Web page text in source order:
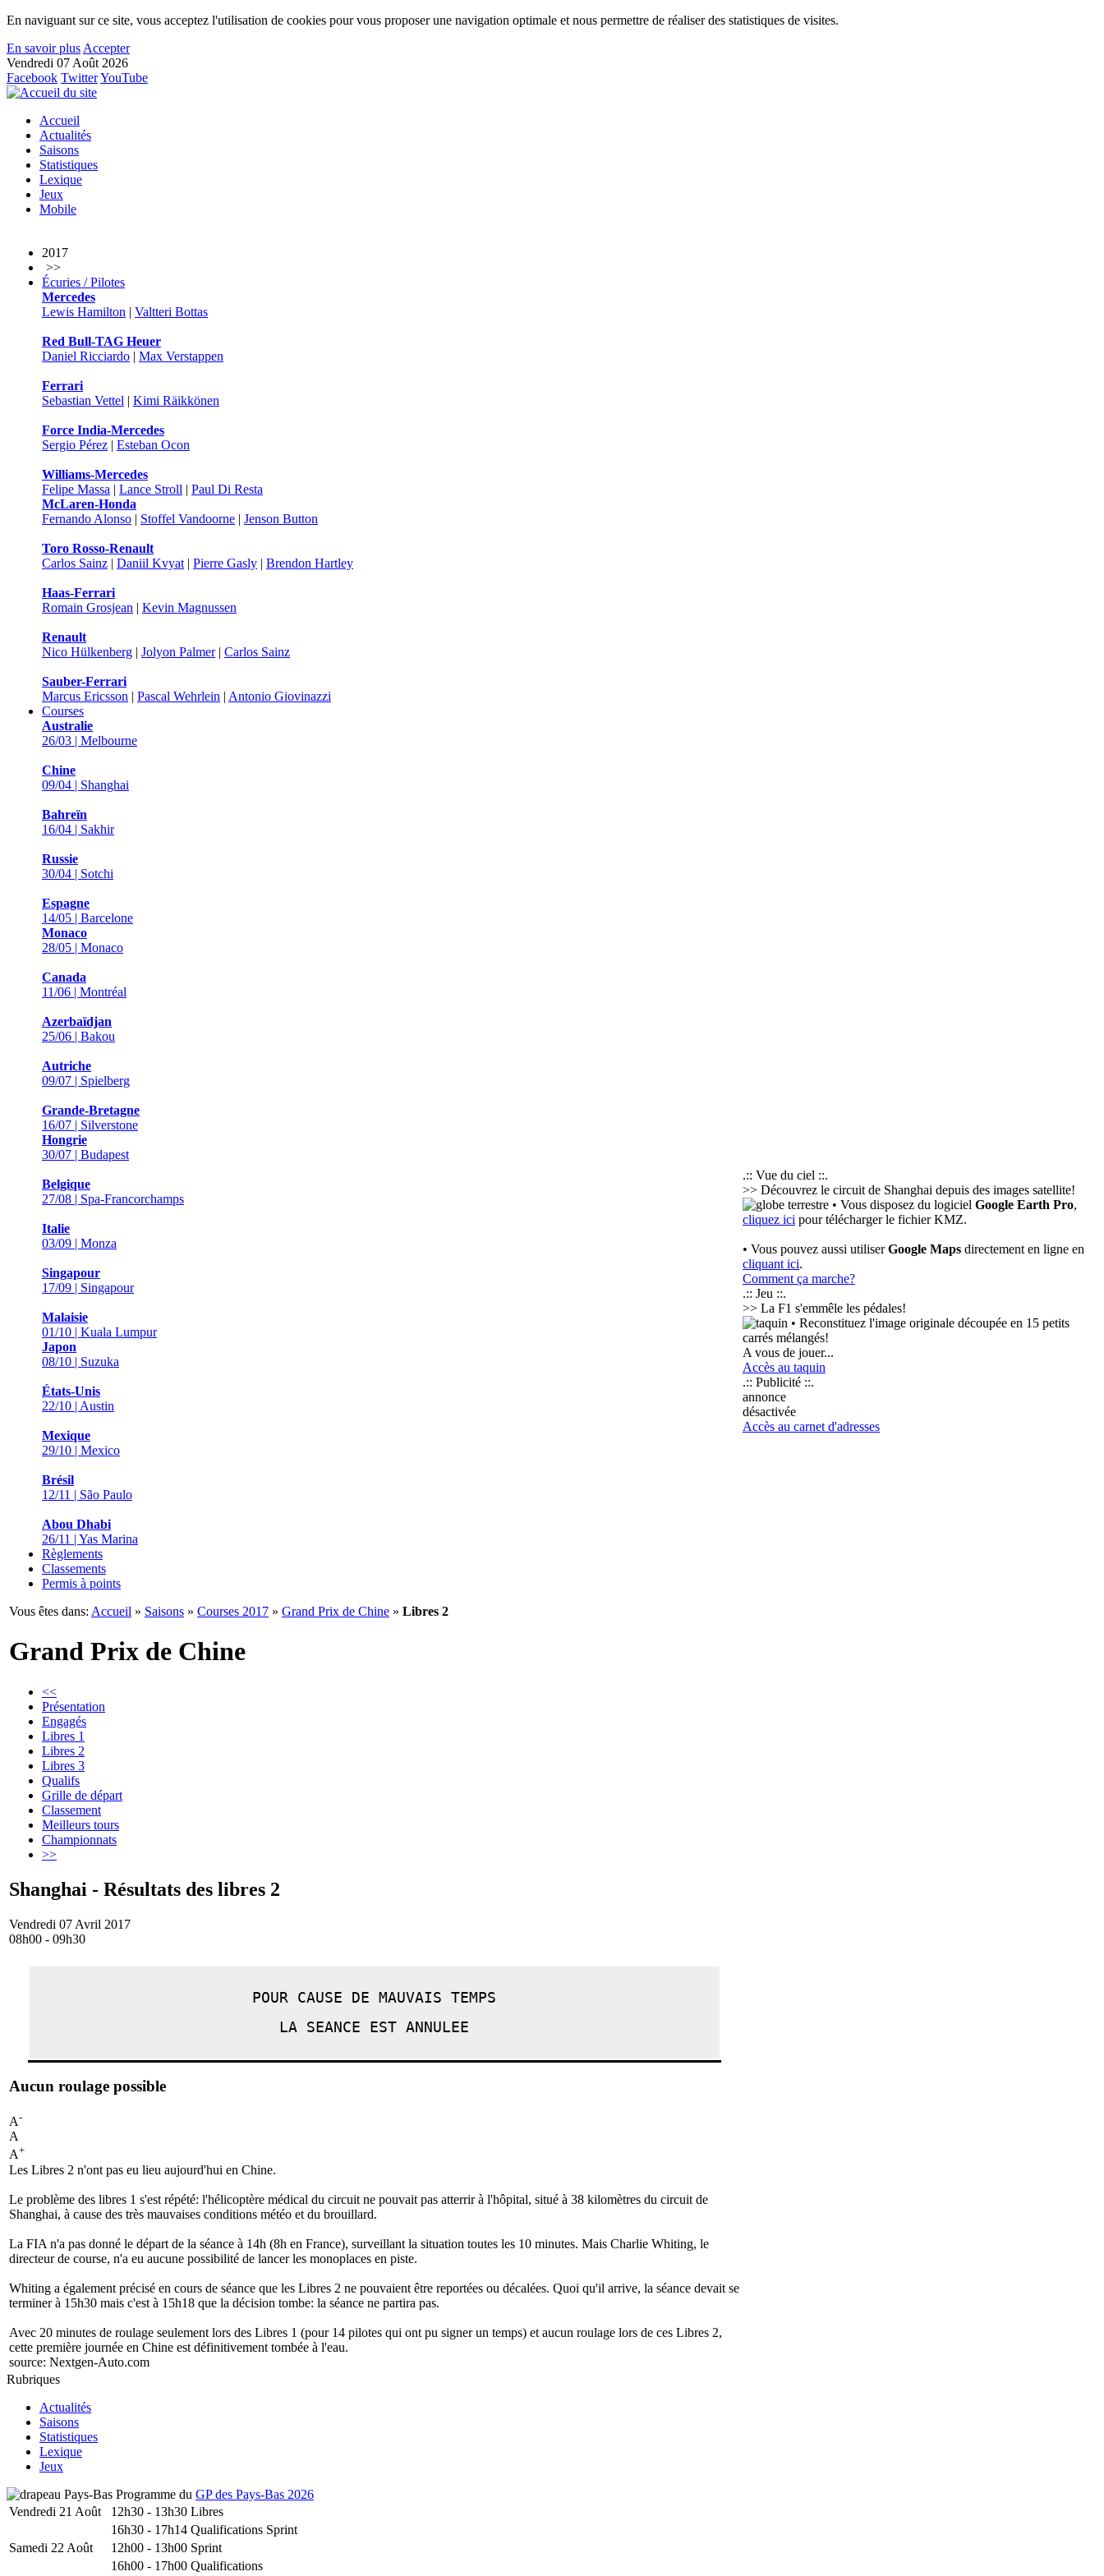
En naviguant sur ce site, vous acceptez l'utilisation de cookies pour vous proposer une navigation optimale et nous permettre de réaliser des statistiques de visites.
En savoir plus Accepter
Vendredi 07 Août 2026
Facebook TwitterYouTube
Accueil
Actualités
Saisons
Statistiques
Lexique
Jeux
Mobile
2017
>>
Écuries / Pilotes
Mercedes
Lewis Hamilton | Valtteri Bottas
Red Bull-TAG Heuer
Daniel Ricciardo | Max Verstappen
Ferrari
Sebastian Vettel | Kimi Räikkönen
Force India-Mercedes
Sergio Pérez | Esteban Ocon
Williams-Mercedes
Felipe Massa | Lance Stroll | Paul Di Resta
McLaren-Honda
Fernando Alonso | Stoffel Vandoorne | Jenson Button
Toro Rosso-Renault
Carlos Sainz | Daniil Kvyat | Pierre Gasly | Brendon Hartley
Haas-Ferrari
Romain Grosjean | Kevin Magnussen
Renault
Nico Hülkenberg | Jolyon Palmer| Carlos Sainz
Sauber-Ferrari
Marcus Ericsson | Pascal Wehrlein | Antonio Giovinazzi
Courses
Australie
26/03 | Melbourne
Chine
09/04 | Shanghai
Bahreïn
16/04 | Sakhir
Russie
30/04 | Sotchi
Espagne
14/05 | Barcelone
Monaco
28/05 | Monaco
Canada
11/06 | Montréal
Azerbaïdjan
25/06 | Bakou
Autriche
09/07 | Spielberg
Grande-Bretagne
16/07 | Silverstone
Hongrie
30/07 | Budapest
Belgique
27/08 | Spa-Francorchamps
Italie
03/09 | Monza
Singapour
17/09 | Singapour
Malaisie
01/10 | Kuala Lumpur
Japon
08/10 | Suzuka
États-Unis
22/10 | Austin
Mexique
29/10 | Mexico
Brésil
12/11 | São Paulo
Abou Dhabi
26/11 | Yas Marina
Règlements
Classements
Permis à points
Vous êtes dans: Accueil » Saisons » Courses 2017 » Grand Prix de Chine » Libres 2
Grand Prix de Chine
<<
Présentation
Engagés
Libres 1
Libres 2
Libres 3
Qualifs
Grille de départ
Classement
Meilleurs tours
Championnats
>>
Shanghai - Résultats des libres 2
Vendredi 07 Avril 2017
08h00 - 09h30
POUR CAUSE DE MAUVAIS TEMPS
LA SEANCE EST ANNULEE
Aucun roulage possible
A-
A
A+
Les Libres 2 n'ont pas eu lieu aujourd'hui en Chine.
Le problème des libres 1 s'est répété: l'hélicoptère médical du circuit ne pouvait pas atterrir à l'hôpital, situé à 38 kilomètres du circuit de
Shanghai, à cause des très mauvaises conditions météo et du brouillard.
La FIA n'a pas donné le départ de la séance à 14h (8h en France), surveillant la situation toutes les 10 minutes. Mais Charlie Whiting, le
directeur de course, n'a eu aucune possibilité de lancer les monoplaces en piste.
Whiting a également précisé en cours de séance que les Libres 2 ne pouvaient être reportées ou décalées. Quoi qu'il arrive, la séance devait se
terminer à 15h30 mais c'est à 15h18 que la décision tombe: la séance ne partira pas.
Avec 20 minutes de roulage seulement lors des Libres 1 (pour 14 pilotes qui ont pu signer un temps) et aucun roulage lors de ces Libres 2,
cette première journée en Chine est définitivement tombée à l'eau.
source: Nextgen-Auto.com
.:: Vue du ciel ::.
>> Découvrez le circuit de Shanghai depuis des images satellite!
• Vous disposez du logiciel Google Earth Pro,
cliquez ici pour télécharger le fichier KMZ.
• Vous pouvez aussi utiliserGoogle Maps directement en ligne en
cliquant ici.
Comment ça marche?
.:: Jeu ::.
>> La F1 s'emmêle les pédales!
• Reconstituez l'image originale découpée en 15 petits
carrés mélangés!
A vous de jouer...
Accès au taquin
.:: Publicité ::.
annonce
désactivée
Accès au carnet d'adresses
Rubriques
Actualités
Saisons
Statistiques
Lexique
Jeux
Programme du GP des Pays-Bas 2026
Vendredi 21 Août
12h30 - 13h30 Libres
16h30 - 17h14 Qualifications Sprint
Samedi 22 Août
12h00 - 13h00 Sprint
16h00 - 17h00 Qualifications